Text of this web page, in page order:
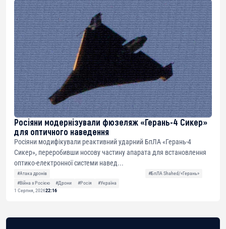
Росіяни модернізували фюзеляж «Герань-4 Сикер»
для оптичного наведення
Росіяни модифікували реактивний ударний БпЛА «Герань-4
Сикер», переробивши носову частину апарата для встановлення
оптико-електронної системи навед...
#Атака дронів
#БпЛА Shahed/«Герань»
#Війна з Росією
#Дрони #Росія
#Україна
1 Серпня, 202622:16